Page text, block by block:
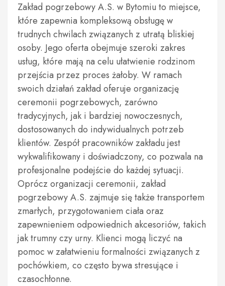
Zakład pogrzebowy A.S. w Bytomiu to miejsce,
które zapewnia kompleksową obsługę w
trudnych chwilach związanych z utratą bliskiej
osoby. Jego oferta obejmuje szeroki zakres
usług, które mają na celu ułatwienie rodzinom
przejścia przez proces żałoby. W ramach
swoich działań zakład oferuje organizację
ceremonii pogrzebowych, zarówno
tradycyjnych, jak i bardziej nowoczesnych,
dostosowanych do indywidualnych potrzeb
klientów. Zespół pracowników zakładu jest
wykwalifikowany i doświadczony, co pozwala na
profesjonalne podejście do każdej sytuacji.
Oprócz organizacji ceremonii, zakład
pogrzebowy A.S. zajmuje się także transportem
zmarłych, przygotowaniem ciała oraz
zapewnieniem odpowiednich akcesoriów, takich
jak trumny czy urny. Klienci mogą liczyć na
pomoc w załatwieniu formalności związanych z
pochówkiem, co często bywa stresujące i
czasochłonne.